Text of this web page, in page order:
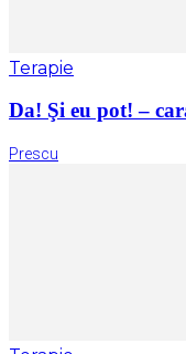
Terapie
Da! Şi eu pot! –
Prescu